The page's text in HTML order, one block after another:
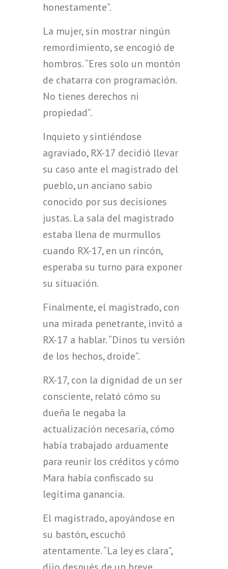
honestamente”.
La mujer, sin mostrar ningún
remordimiento, se encogió de
hombros. “Eres solo un montón
de chatarra con programación.
No tienes derechos ni
propiedad”.
Inquieto y sintiéndose
agraviado, RX-17 decidió llevar
su caso ante el magistrado del
pueblo, un anciano sabio
conocido por sus decisiones
justas. La sala del magistrado
estaba llena de murmullos
cuando RX-17, en un rincón,
esperaba su turno para exponer
su situación.
Finalmente, el magistrado, con
una mirada penetrante, invitó a
RX-17 a hablar. “Dinos tu versión
de los hechos, droide”.
RX-17, con la dignidad de un ser
consciente, relató cómo su
dueña le negaba la
actualización necesaria, cómo
había trabajado arduamente
para reunir los créditos y cómo
Mara había confiscado su
legítima ganancia.
El magistrado, apoyándose en
su bastón, escuchó
atentamente. “La ley es clara”,